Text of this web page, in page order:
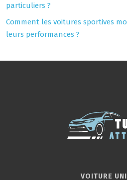
particuliers ?
Comment les voitures sportives
leurs performances ?
VOITURE